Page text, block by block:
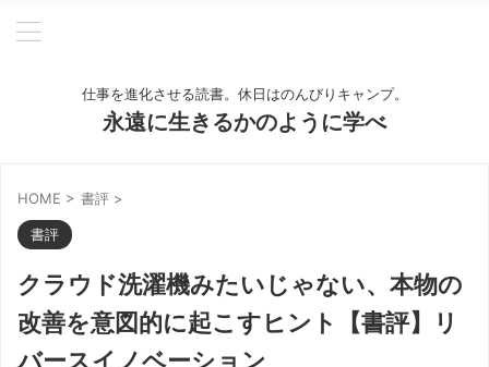
仕事を進化させる読書。休日はのんびりキャンプ。
永遠に生きるかのように学べ
HOME > 書評 >
書評
クラウド洗濯機みたいじゃない、本物の
改善を意図的に起こすヒント【書評】リ
バースイノベーション